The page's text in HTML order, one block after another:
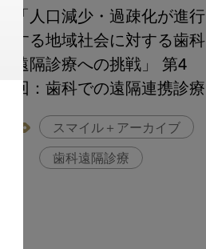
「人口減少・過疎化が進行
する地域社会に対する歯科
遠隔診療への挑戦」 第4
回：歯科での遠隔連携診療
の手ごたえ
スマイル＋アーカイブ
歯科遠隔診療